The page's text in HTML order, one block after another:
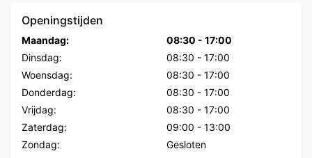
Openingstijden
Maandag: 08:30 - 17:00
Dinsdag:
08:30 - 17:00
Woensdag:
08:30 - 17:00
Donderdag:
08:30 - 17:00
Vrijdag:
08:30 - 17:00
Zaterdag:
09:00 - 13:00
Zondag:
Gesloten